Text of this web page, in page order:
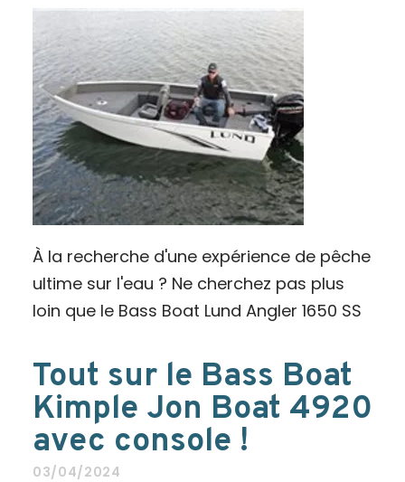
À la recherche d'une expérience de pêche
ultime sur l'eau ? Ne cherchez pas plus
loin que le Bass Boat Lund Angler 1650 SS
Tout sur le Bass Boat
Kimple Jon Boat 4920
avec console !
03/04/2024